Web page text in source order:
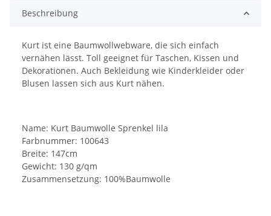
Beschreibung
Kurt ist eine Baumwollwebware, die sich einfach
vernähen lässt. Toll geeignet für Taschen, Kissen und
Dekorationen. Auch Bekleidung wie Kinderkleider oder
Blusen lassen sich aus Kurt nähen.
Name: Kurt Baumwolle Sprenkel lila
Farbnummer: 100643
Breite: 147cm
Gewicht: 130 g/qm
Zusammensetzung: 100%Baumwolle